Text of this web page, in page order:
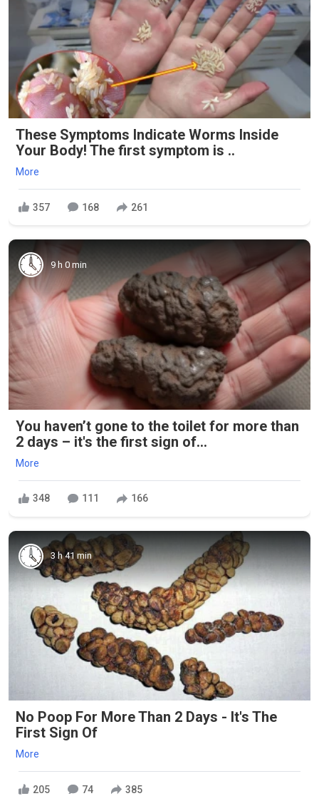
These Symptoms Indicate Worms Inside
Your Body! The first symptom is ..
More
357 168 261
9 h 0 min
You haven’t gone to the toilet for more than
2 days – it's the first sign of...
More
348 111 166
3 h 41 min
No Poop For More Than 2 Days - It's The
First Sign Of
More
205 74 385